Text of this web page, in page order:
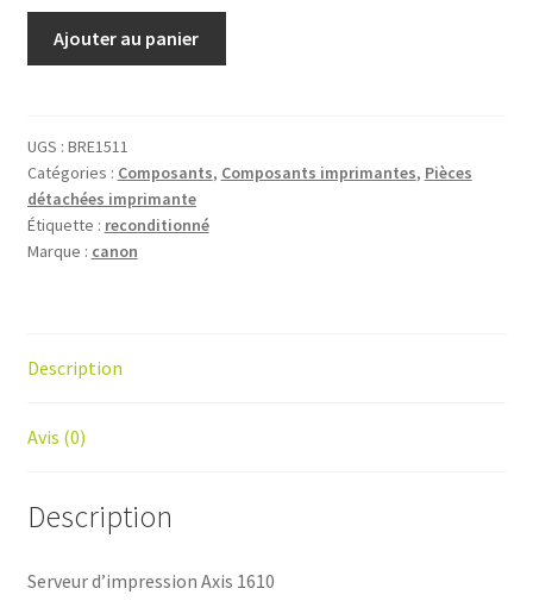
Ajouter au panier
UGS : BRE1511
Catégories : Composants, Composants imprimantes, Pièces
détachées imprimante
Étiquette : reconditionné
Marque : canon
Description
Avis (0)
Description
Serveur d’impression Axis 1610